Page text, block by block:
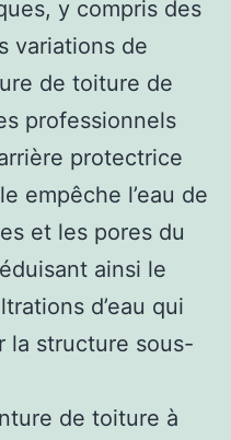
y compris des
variations de
de toiture de
professionnels
protectrice
empêche l’eau de
et les pores du
ainsi le
d’eau qui
la structure sous-
de toiture à